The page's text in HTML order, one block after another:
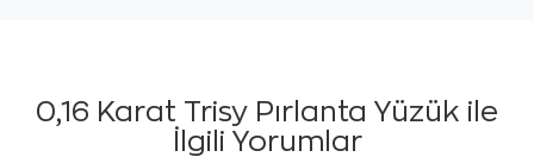
0,16 Karat Trisy Pırlanta Yüzük ile
İlgili Yorumlar